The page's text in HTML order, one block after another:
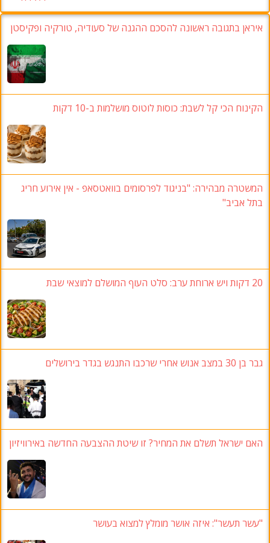
איראן בתגובה ראשונה להסכם ההגנה של סעודיה, טורקיה ופקיסטן
הקינוח הכי קל לשבת: כוסות לוטוס מושלמות ב-10 דקות
המשטרה מבהירה: "בניגוד לפרסומים בוואטסאפ - אין אירוע חריג
בתל אביב"
20 דקות ויש ארוחת ערב: סלט העוף המושלם למוצאי שבת
גבר בן 30 במצב אנוש אחרי שרכבו התנגש בגדר בירושלים
האם ישראל תשלם את המחיר? זו שיטת ההצבעה החדשה באירוויזיון
"עשר תעשר": איזה אושר מומלץ למצוא בעושר